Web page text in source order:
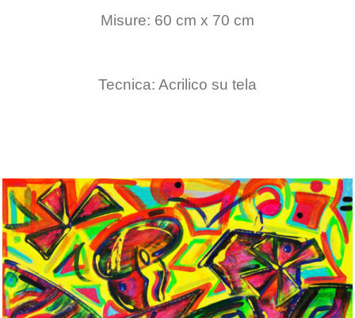
Misure: 60 cm x 70 cm
Tecnica: Acrilico su tela